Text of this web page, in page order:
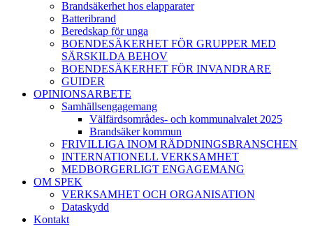
Brandsäkerhet hos elapparater
Batteribrand
Beredskap för unga
BOENDESÄKERHET FÖR GRUPPER MED
SÄRSKILDA BEHOV
BOENDESÄKERHET FÖR INVANDRARE
GUIDER
OPINIONSARBETE
Samhällsengagemang
Välfärdsområdes- och kommunalvalet 2025
Brandsäker kommun
FRIVILLIGA INOM RÄDDNINGSBRANSCHEN
INTERNATIONELL VERKSAMHET
MEDBORGERLIGT ENGAGEMANG
OM SPEK
VERKSAMHET OCH ORGANISATION
Dataskydd
Kontakt